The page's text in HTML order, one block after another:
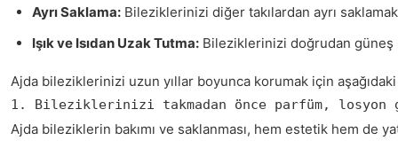
Ayrı Saklama: Bileziklerinizi diğer takılardan ayrı
Işık ve Isıdan Uzak Tutma: Bileziklerinizi doğrudan güneş
Ajda bileziklerinizi uzun yıllar boyunca korumak için
1. Bileziklerinizi takmadan önce parfüm,
Ajda bileziklerin bakımı ve saklanması, hem estetik hem de